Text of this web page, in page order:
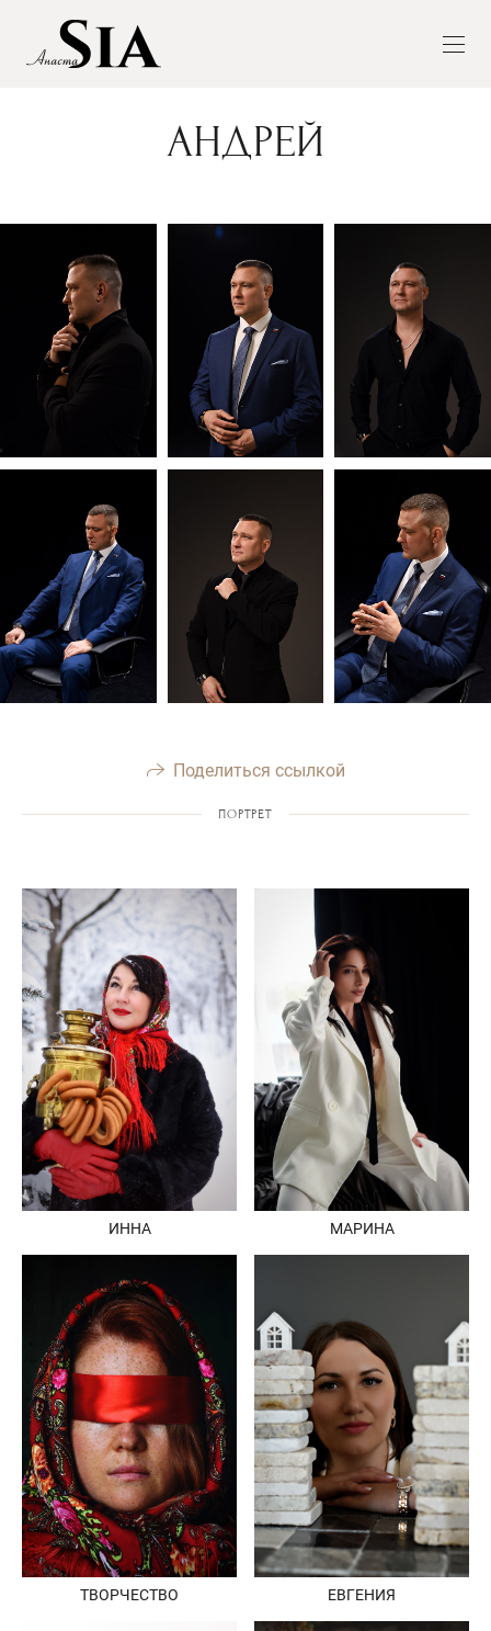
АНДРЕЙ
Поделиться ссылкой
ПОРТРЕТ
ИННА МАРИНА
ТВОРЧЕСТВО ЕВГЕНИЯ